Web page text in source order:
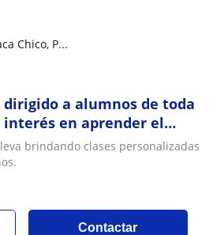
Chico, P...
dirigido a alumnos de toda
en aprender el
brindando clases personalizadas
Contactar